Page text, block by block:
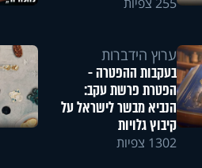
255 צפיות
ערוץ הידברות
בעקבות ההפטרה -
הפטרת פרשת עקב:
הנביא מבשר לישראל על
קיבוץ גלויות
1302 צפיות